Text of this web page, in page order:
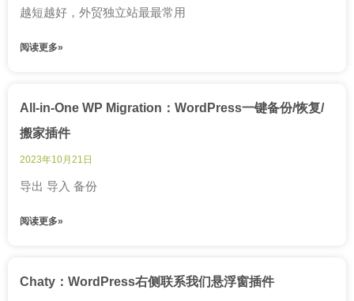
越短越好，外贸独立站最最常用
阅读更多»
All-in-One WP Migration：WordPress一键备份/恢复/
搬家插件
2023年10月21日
导出 导入 备份
阅读更多»
Chaty：WordPress右侧联系我们悬浮窗插件